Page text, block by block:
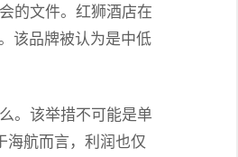
的文件。红狮酒店在
该品牌被认为是中低
。该举措不可能是单
海航而言，利润也仅